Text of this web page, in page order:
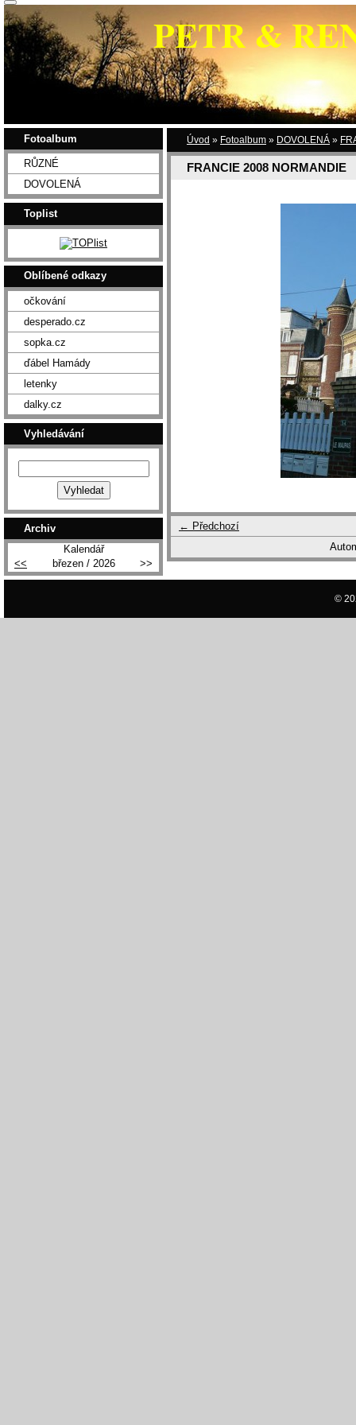
PETR &
Úvod » Fotoalbum » DOVOLENÁ »
FRANCIE 2008 NORMANDIE
← Předchozí
Fotoalbum
RŮZNÉ
DOVOLENÁ
Toplist
Oblíbené odkazy
očkování
desperado.cz
sopka.cz
ďábel Hamády
letenky
dalky.cz
Vyhledávání
Archiv
Kalendář
<<
březen / 2026 >>
©